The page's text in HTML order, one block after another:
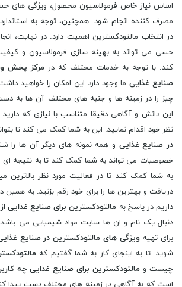
اساس نیاز خاص فرمولاسیون محصول، ویژگی های
مصرف کننده انجام شود. همچنین، توجه به
در انتخاب مالتودکسترین اهمیت دارد. در نهایت،
حسی می تواند به بهینه سازی فرمولاسیون و
کند. با توجه به خدمات مختلف که در مرکز پخش و
صنایع غذاییما وجود دارد این امکان را خواهید
چیز را در زمینه ها و جنبه های مختلف آن ها به دست
این دانش و آگاهی دقیقا متناسب با نیازی که
نظر خود اقدام نمایید. این به شما کمک می کند تا
در صنایع غذایی و همه نمونه های دیگر آن ها را
خصوصیات می تواند به شما کمک کند تا به نتیجه ای
به شما کمک کند تا در فعالیت مورد نظر بالاترین
دریافت و بهترین ها را برای خود رقم بزنید. به همین
داریم در پاسخ به مالتودکسترین برای صنایع غذایی
دنبال یک نام و ان ها سایت مواد شیمیایی می
برای تهیه ویژگی های مالتودکسترین در صنایع
شوید. تا به اینجای کار به شما گفتیم که
چیستو مالتودکسترین برای صنایع غذایی چه
است که به آگاهی در زمینه های مختلف دست پیدا